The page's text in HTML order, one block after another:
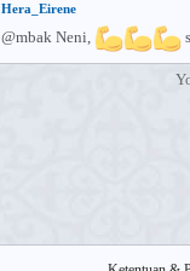
Hera_Eirene
@mbak Neni,